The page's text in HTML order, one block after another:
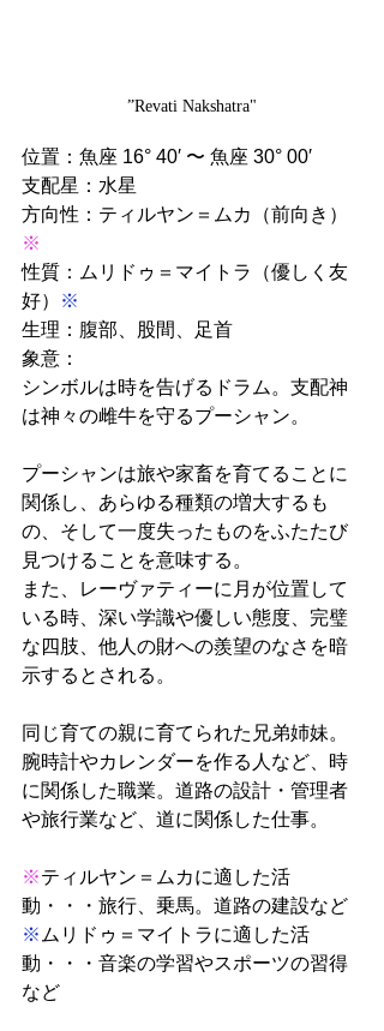
”Revati Nakshatra"
位置：魚座 16° 40′ 〜 魚座 30° 00′
支配星：水星
方向性：ティルヤン＝ムカ（前向き）
※
性質：ムリドゥ＝マイトラ（優しく友
好）
※
生理：腹部、股間、足首
象意：
シンボルは時を告げるドラム。 支配神
は神々の雌牛を守るプーシャン。
プーシャンは旅や家畜を育てることに
関係し、あらゆる種類の増大するも
の、そして一度失ったものをふたたび
見つけることを意味する。
また、レーヴァティーに月が位置して
いる時、深い学識や優しい態度、完璧
な四肢、他人の財への羨望のなさを暗
示するとされる。
同じ育ての親に育てられた兄弟姉妹。
腕時計やカレンダーを作る人など、時
に関係した職業。道路の設計・管理者
や旅行業など、道に関係した仕事。
※ティルヤン＝ムカに適した活
動・・・旅行、乗馬。道路の建設など
※ ムリドゥ＝マイトラに適した活
動・・・音楽の学習やスポーツの習得
など